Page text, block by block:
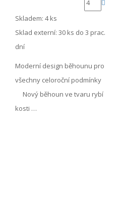
Skladem: 4 ks
Sklad externí: 30 ks do 3 prac.
dní
Moderní design běhounu pro
všechny celoroční podmínky
Nový běhoun ve tvaru rybí
kosti …